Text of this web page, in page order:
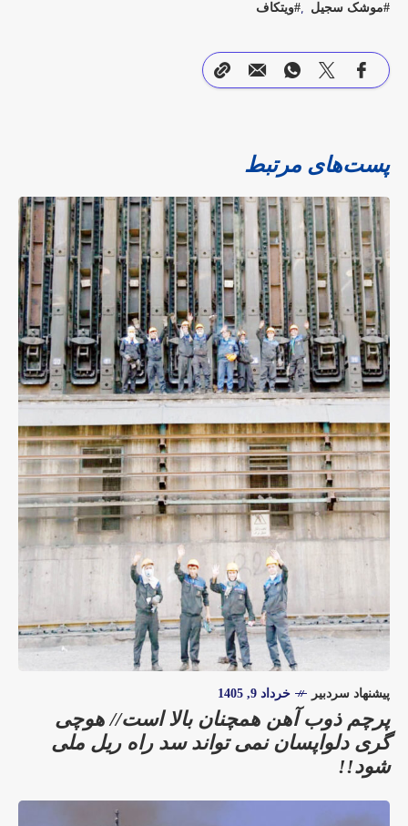
موشک سجیل
ویتکاف
پست‌های مرتبط
پیشنهاد سردبیر خرداد 9, 1405
پرچم ذوب آهن همچنان بالا است// هوچی
گری دلواپسان نمی تواند سد راه ریل ملی
شود!!